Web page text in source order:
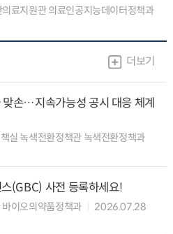
료지원관 의료인공지능데이터정책과
더보기
손…지속가능성 공시 대응 체계
실 녹색전환정책관 녹색전환정책과
(GBC) 사전 등록하세요!
이오의약품정책과
2026.07.28